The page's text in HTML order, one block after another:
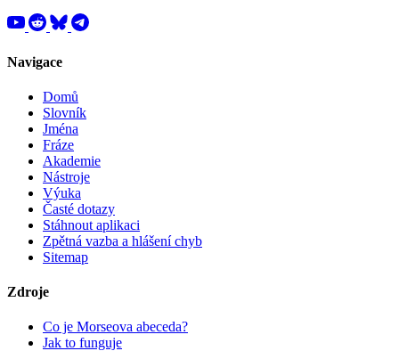
Navigace
Domů
Slovník
Jména
Fráze
Akademie
Nástroje
Výuka
Časté dotazy
Stáhnout aplikaci
Zpětná vazba a hlášení chyb
Sitemap
Zdroje
Co je Morseova abeceda?
Jak to funguje